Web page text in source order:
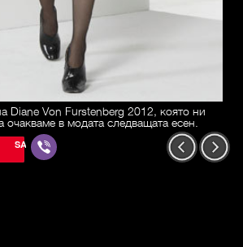
Diane Von Furstenberg 2012, която ни
очакваме в модата следващата есен.
SAVE